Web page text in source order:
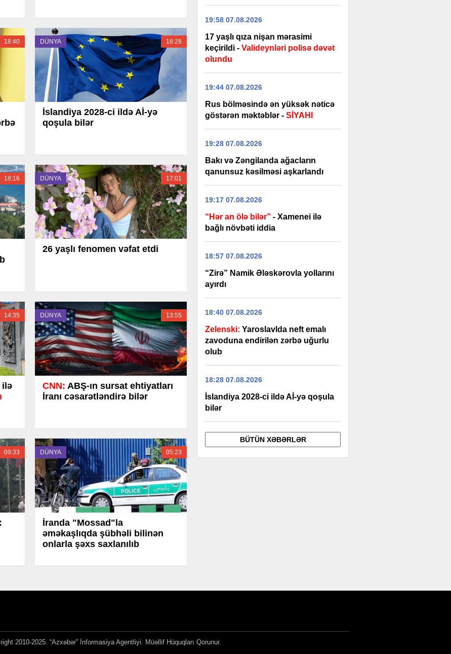
18:40 DÜNYA 18:28
İslandiya 2028-ci ildə Aİ-yə
qoşula bilər
18:16 DÜNYA 17:01
26 yaşlı fenomen vəfat etdi
14:35
ilə
DÜNYA 13:55
CNN: ABŞ-ın sursat ehtiyatları
İranı cəsarətləndirə bilər
09:33 DÜNYA 05:23
İranda "Mossad"la
əməkaşlıqda şübhəli bilinən
onlarla şəxs saxlanılıb
19:58 07.08.2026
17 yaşlı qıza nişan mərasimi
keçirildi - Valideynləri polisə dəvət
olundu
19:44 07.08.2026
Rus bölməsində ən yüksək nəticə
göstərən məktəblər - SİYAHI
19:28 07.08.2026
Bakı və Zəngilanda ağacların
qanunsuz kəsilməsi aşkarlandı
19:17 07.08.2026
“Hər an ölə bilər” - Xamenei ilə
bağlı növbəti iddia
18:57 07.08.2026
“Zirə” Namik Ələskərovla yollarını
ayırdı
18:40 07.08.2026
Zelenski: Yaroslavlda neft emalı
zavoduna endirilən zərbə uğurlu
olub
18:28 07.08.2026
İslandiya 2028-ci ildə Aİ-yə qoşula
bilər
BÜTÜN XƏBƏRLƏR
2010-2025. “Azxəbər” İnformasiya Agentliyi. Müəllif Hüquqları Qorunur.